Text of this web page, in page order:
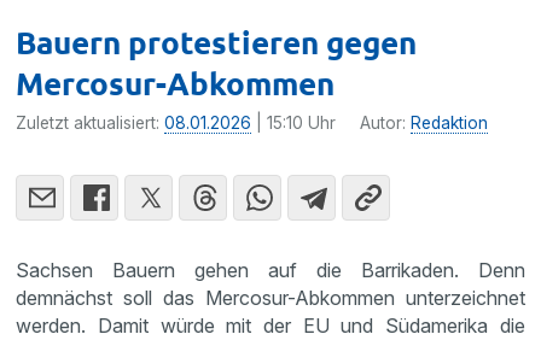
Bauern protestieren gegen
Mercosur-Abkommen
Zuletzt aktualisiert:08.01.2026 | 15:10 Uhr Autor: Redaktion
Sachsen Bauern gehen auf die Barrikaden. Denn
demnächst soll das Mercosur-Abkommen unterzeichnet
werden. Damit würde mit der EU und Südamerika die